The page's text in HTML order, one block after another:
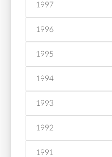
1997
1996
1995
1994
1993
1992
1991